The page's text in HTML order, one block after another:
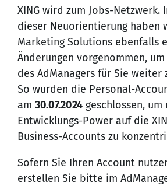
XING wird zum Jobs-Netzwerk.
dieser Neuorientierung haben
Marketing Solutions ebenfalls
Änderungen vorgenommen,
des AdManagers für Sie
So wurden die Personal-
am 30.07.2024 geschlossen,
Entwicklungs-Power auf die
Business-Accounts zu
Sofern Sie Ihren Account
erstellen Sie bitte im